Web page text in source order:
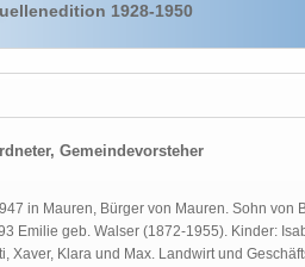
1928-1950
Gemeindevorsteher
in Mauren, Bürger von Mauren. Sohn von
Emilie geb. Walser (1872-1955). Kinder:
Xaver, Klara und Max. Landwirt und